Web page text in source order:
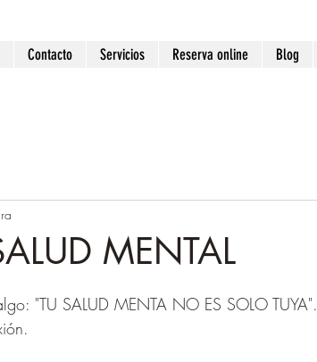
Contacto Servicios Reserva online Blog
MENTAL
"TU SALUD MENTA NO ES SOLO TUYA".